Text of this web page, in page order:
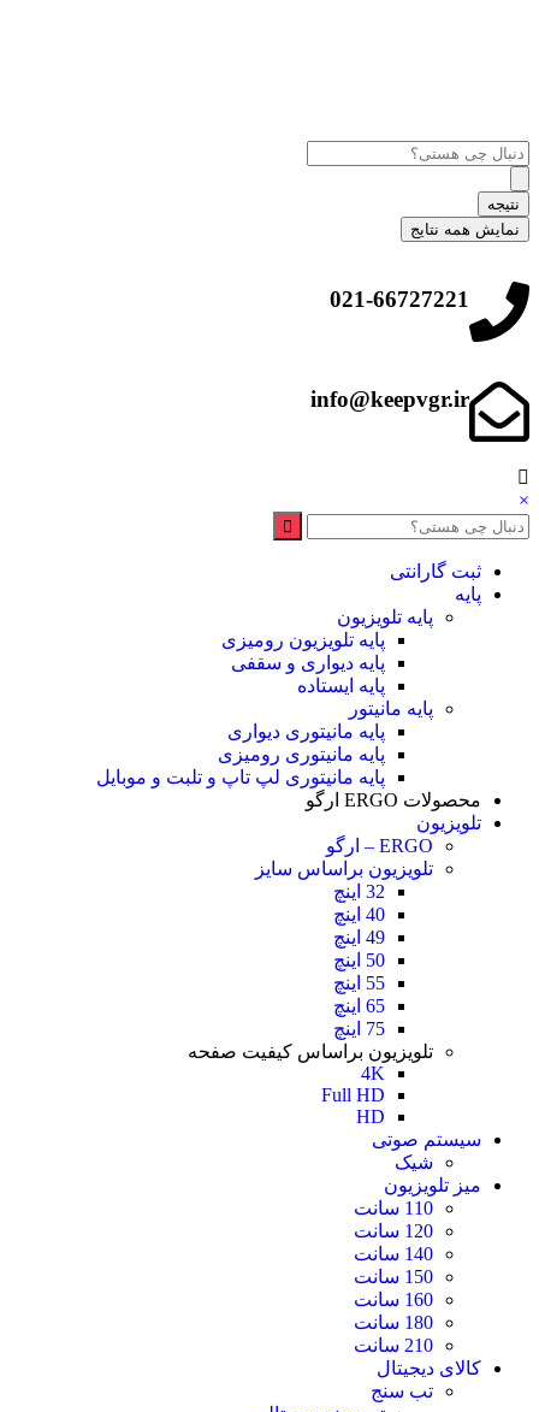
نتیجه
نمایش همه نتایج
021-66727221
info@keepvgr.ir
×
ثبت گارانتی
پایه
پایه تلویزیون
پایه تلویزیون رومیزی
پایه دیواری و سقفی
پایه ایستاده
پایه مانیتور
پایه مانیتوری دیواری
پایه مانیتوری رومیزی
پایه مانیتوری لپ تاپ و تلبت و موبایل
محصولات ERGO ارگو
تلویزیون
ERGO – ارگو
تلویزیون براساس سایز
32 اینچ
40 اینچ
49 اینچ
50 اینچ
55 اینچ
65 اینچ
75 اینچ
تلویزیون براساس کیفیت صفحه
4K
Full HD
HD
سیستم صوتی
شیک
میز تلویزیون
110 سانت
120 سانت
140 سانت
150 سانت
160 سانت
180 سانت
210 سانت
کالای دیجیتال
تب سنج